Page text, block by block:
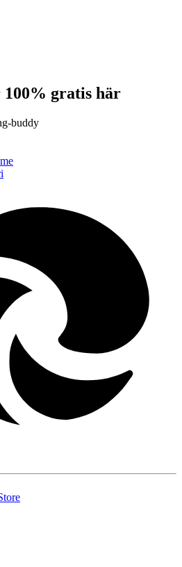
100% gratis här
buddy